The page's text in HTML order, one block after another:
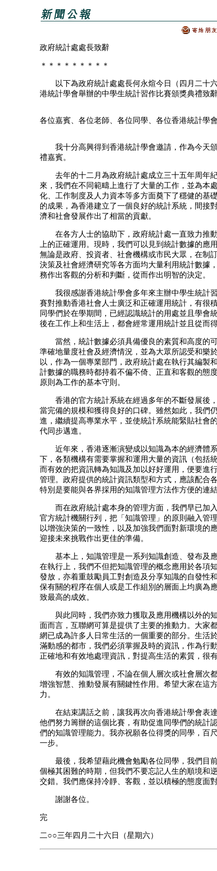
政府統計處處長致辭
＊＊＊＊＊＊＊＊＊
以下為政府統計處處長何永煊今日（四月二十
港統計學會舉辦的中學生統計習作比賽頒獎典禮致
各位嘉賓、各位老師、各位同學、各位香港統計學
我十分高興得到香港統計學會邀請，作為今天
禮嘉賓。
去年的十二月為政府統計處成立三十五年周年
來，我們在不同範疇上進行了大量的工作，並為本
化、工作制度及人力資本等多方面奠下了穩健的基
的成果，為香港建立了一個良好的統計系統，間接
濟和社會發展作出了相當的貢獻。
在各方人士的協助下，政府統計處一直致力推
上的正確運用。現時，我們可以見到統計數據的應
無論是政府、投資者、社會機構或市民大眾，在制
決策及社會經濟研究等各方面均大量利用統計數據
務作出客觀的分析和判斷，從而作出明智的決定。
我很感謝香港統計學會多年來主辦中學生統計
賽對推動香港社會人士廣泛和正確運用統計，有很
同學們於在學期間，已經認識統計的用處並且學會
後在工作上和生活上，都會經常運用統計並且從而
當然，統計數據必須具備優良的素質和高度的
準確地量度社會及經濟情況，並為大眾所認受和樂
以，作為一個專業部門，政府統計處在執行其編製
計數據的職務時都持着不偏不倚、正直和客觀的態
原則為工作的基本守則。
香港的官方統計系統在經過多年的不斷發展後
當完備的規模和獲得良好的口碑。雖然如此，我們
進，繼續提高專業水平，並使統計系統能緊貼社會
代同步邁進。
近年來，香港逐漸演變成以知識為本的經濟體
下，各類機構有需要掌握和運用大量的資訊（包括
而有效的把資訊轉為知識及加以好好運用，便要進
管理。政府提供的統計資訊類型和方式，應該配合
特別是要能與各界採用的知識管理方法作方便的連
而在政府統計處本身的管理方面，我們早已加
官方統計機關行列，把「知識管理」的原則融入管
以增強決策的一致性，以及加強我們面對新環境的
迎接未來挑戰作出更佳的準備。
基本上，知識管理是一系列知識創造、發布及
在執行上，我們不但把知識管理的概念應用於各項
發放，亦着重鼓勵員工對創造及分享知識的自發性
保有關的程序在個人或是工作組別的層面上均廣為
致最高的成效。
與此同時，我們亦致力獲取及應用機構以外的
面而言，互聯網可算是提供了主要的推動力。大家
網已成為許多人日常生活的一個重要的部分。生活
滿動感的都市，我們必須掌握及時的資訊，作為行
正確地和有效地處理資訊，對提高生活的素質，很
有效的知識管理，不論在個人層次或社會層次
增強智慧、推動發展有關鍵性作用。希望大家在這
力。
在結束講話之前，讓我再次向香港統計學會表
他們努力籌辦的這個比賽，有助促進同學們的統計
們的知識管理能力。我亦祝願各位得獎的同學，百
一步。
最後，我希望藉此機會勉勵各位同學，我們目
個極其困難的時期，但我們不要忘記人生的順境和
交錯。我們應保持冷靜、客觀，並以積極的態度面
謝謝各位。
完
二○○三年四月二十六日（星期六）